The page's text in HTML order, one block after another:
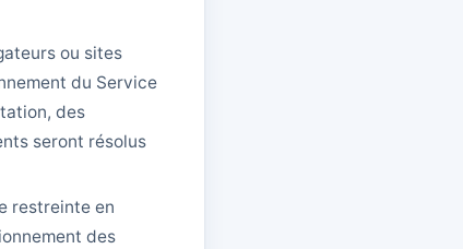
ou sites
du Service
des
seront résolus
restreinte en
des